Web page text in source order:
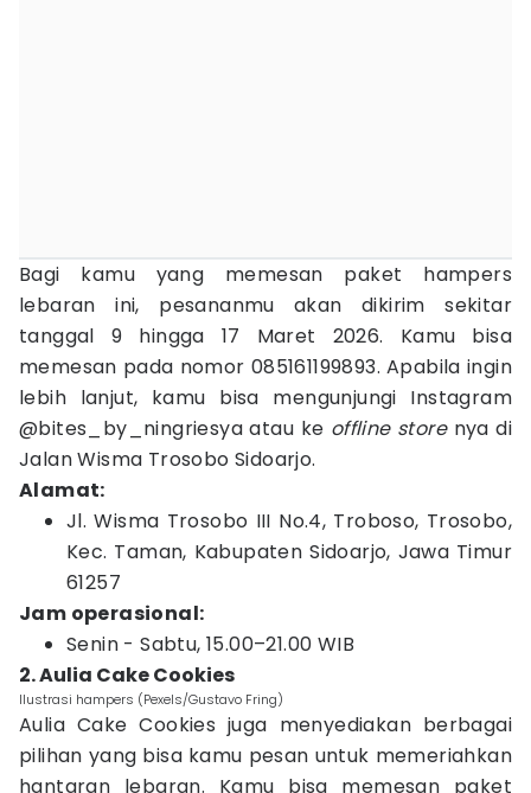
Bagi kamu yang memesan paket hampers
lebaran ini, pesananmu akan dikirim sekitar
tanggal 9 hingga 17 Maret 2026. Kamu bisa
memesan pada nomor 085161199893. Apabila ingin
lebih lanjut, kamu bisa mengunjungi Instagram
@bites_by_ningriesya atau ke offline storenya di
Jalan Wisma Trosobo Sidoarjo.
Alamat:
Jl. Wisma Trosobo III No.4, Troboso, Trosobo,
Kec. Taman, Kabupaten Sidoarjo, Jawa Timur
61257
Jam operasional:
Senin - Sabtu, 15.00–21.00 WIB
2. Aulia Cake Cookies
Ilustrasi hampers (Pexels/Gustavo Fring)
Aulia Cake Cookies juga menyediakan berbagai
pilihan yang bisa kamu pesan untuk memeriahkan
hantaran lebaran. Kamu bisa memesan paket